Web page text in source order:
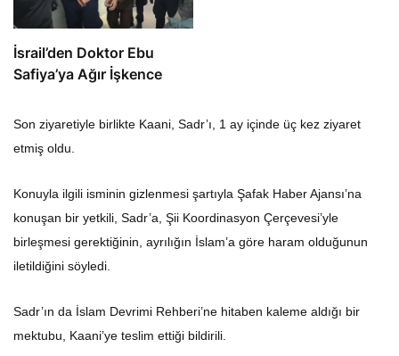
İsrail’den Doktor Ebu
Safiya’ya Ağır İşkence
Son ziyaretiyle birlikte Kaani, Sadr’ı, 1 ay içinde üç kez ziyaret
etmiş oldu.
Konuyla ilgili isminin gizlenmesi şartıyla Şafak Haber Ajansı’na
konuşan bir yetkili, Sadr’a, Şii Koordinasyon Çerçevesi’yle
birleşmesi gerektiğinin, ayrılığın İslam’a göre haram olduğunun
iletildiğini söyledi.
Sadr’ın da İslam Devrimi Rehberi’ne hitaben kaleme aldığı bir
mektubu, Kaani’ye teslim ettiği bildirili.